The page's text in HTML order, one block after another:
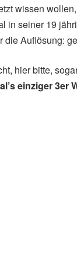
wissen
in seiner 19
die Auflösung:
hier bitte,
einziger 3er